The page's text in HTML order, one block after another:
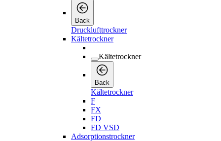
Back
Drucklufttrockner
Kältetrockner
Kältetrockner
Back
Kältetrockner
F
FX
FD
FD VSD
Adsorptionstrockner